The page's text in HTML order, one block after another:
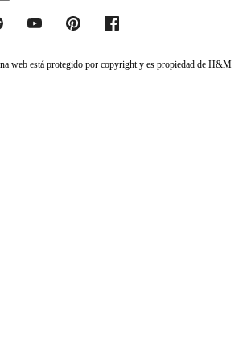
web está protegido por copyright y es propiedad de H&M